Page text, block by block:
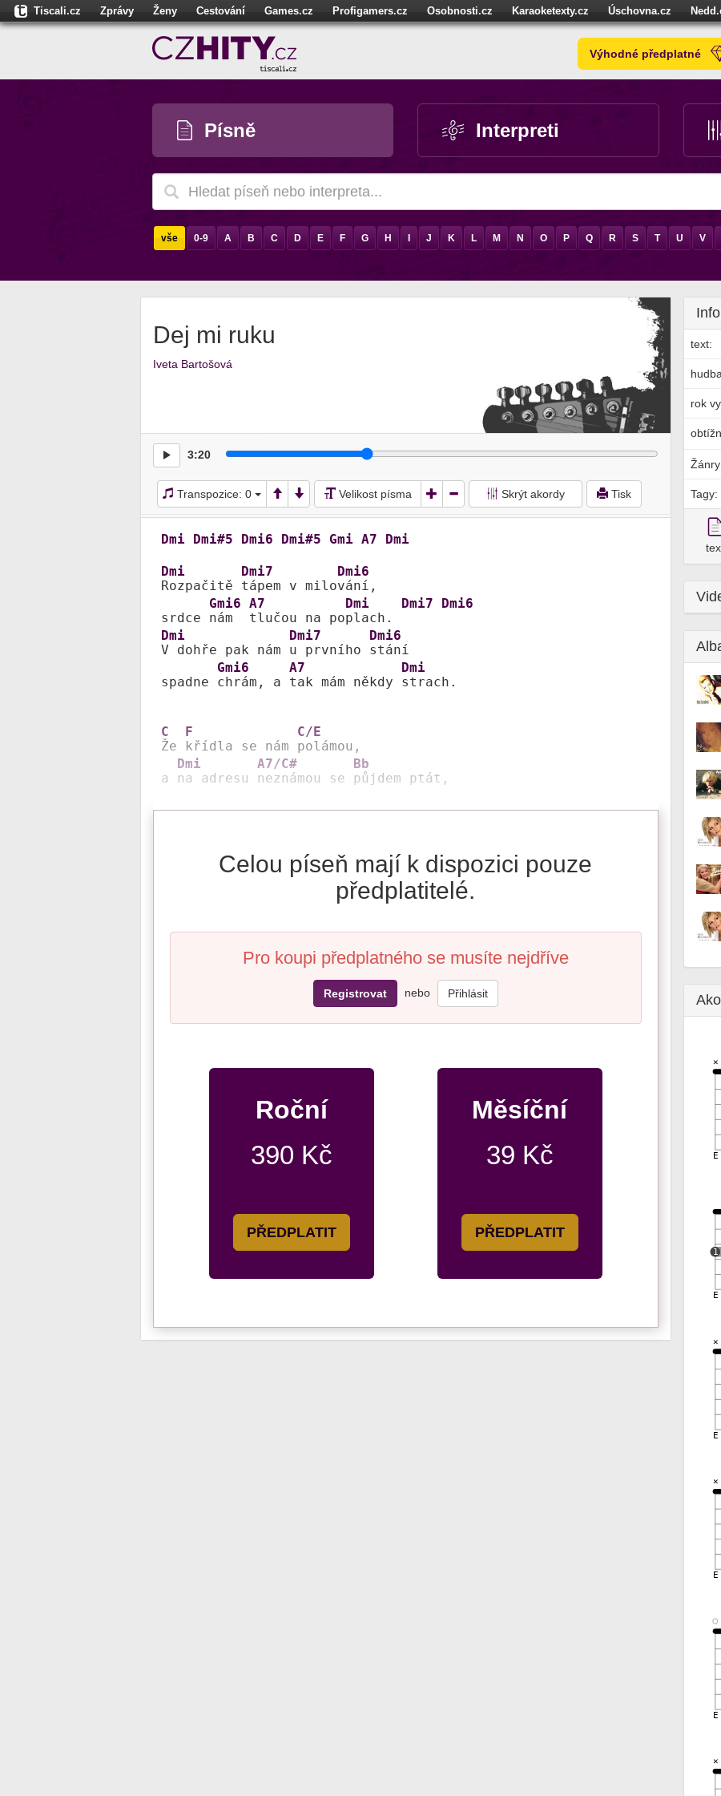
Tiscali.cz Zprávy Ženy Cestování Games.cz Profigamers.cz Osobnosti.cz Karaoketexty.cz Úschovna.cz
Sport Dokina.cz CZhity.cz
Výhodné předplatné
Písně Interpreti
vše 0-9 A B C D E F G H J K L M N O P Q R S T U V
Dej mi ruku
Iveta Bartošová
3:20
Transpozice: 0 Velikost písma Skrýt akordy Tisk
Dmi Dmi#5 Dmi6 Dmi#5 Gmi A7 Dmi
Dmi
Rozpačitě
Dmi7
tápem v milo
Dmi6
vání,
srdce
Gmi6
nám
A7
tlučou na po
Dmi
plach.
Dmi7 Dmi6
Dmi
V dohře pak nám
Dmi7
u prvního
Dmi6
stání
spadne
Gmi6
chrám, a
A7
tak mám někdy
Dmi
strach.
C
Že
F
křídla se nám
C/E
polámou,
a
Dmi
na adresu
A7/C#
neznámou se
Bb
půjdem ptát,
Celou píseň mají k dispozici pouze
předplatitelé.
Pro koupi předplatného se musíte nejdříve
Registrovat nebo Přihlásit
Roční
390 Kč
PŘEDPLATIT
Měsíční
39 Kč
PŘEDPLATIT
text:
rok
Žánry
Tagy:
E
✕
E
1
E
✕
E
✕
E
✕